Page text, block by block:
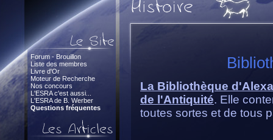
Forum - Brouillon
Liste des membres
Livre d'Or
Moteur de Recherche
Nos concours
L'ESRA c'est aussi...
L'ESRA de B. Werber
Questions fréquentes
La Bibliothèque
de l'Antiquité. Elle
toutes sortes et de tous